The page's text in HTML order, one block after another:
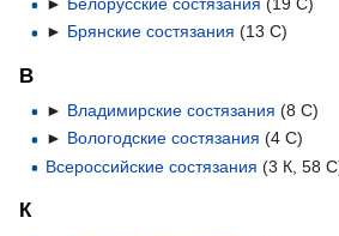
► Брянские состязания ‎(13 С)
В
► Владимирские состязания ‎(8 С)
► Вологодские состязания ‎(4 С)
Всероссийские состязания ‎(3 К, 58
К